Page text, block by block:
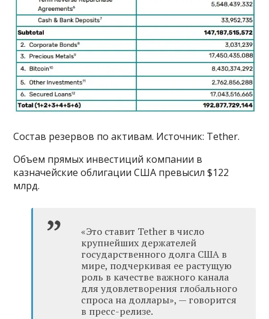
Состав резервов по активам. Источник: Tether.
Объем прямых инвестиций компании в
казначейские облигации США превысил $122
млрд.
«Это ставит Tether в число
крупнейших держателей
государственного долга США в
мире, подчеркивая ее растущую
роль в качестве важного канала
для удовлетворения глобального
спроса на доллары», — говорится
в пресс-релизе.